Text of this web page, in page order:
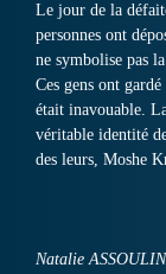
Le jour de la
personnes ont
ne symbolise pas
Ces gens ont
était inavouable.
véritable identité
des leurs, Moshe
Natalie